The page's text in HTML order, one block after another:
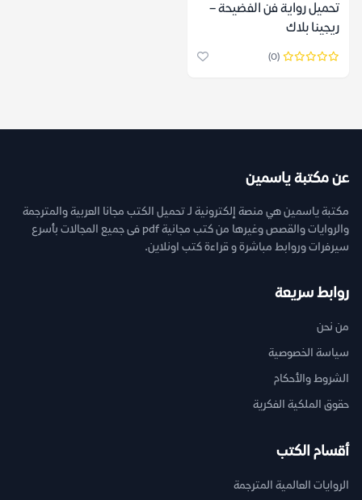
تحميل رواية فن الفضيحة –
ريجينا بلاك
(0)
عن مكتبة ياسمين
مكتبة ياسمين هي منصة إلكترونية لـ تحميل الكتب مجانا العربية والمترجمة
والروايات والقصص وغيرها من كتب مجانية pdf فى جميع المجالات بأسرع
سيرفرات وروابط مباشرة و قراءة كتب اونلاين.
روابط سريعة
من نحن
سياسة الخصوصية
الشروط والأحكام
حقوق الملكية الفكرية
أقسام الكتب
الروايات العالمية المترجمة